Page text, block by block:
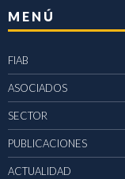
MENÚ
FIAB
ASOCIADOS
SECTOR
PUBLICACIONES
ACTUALIDAD